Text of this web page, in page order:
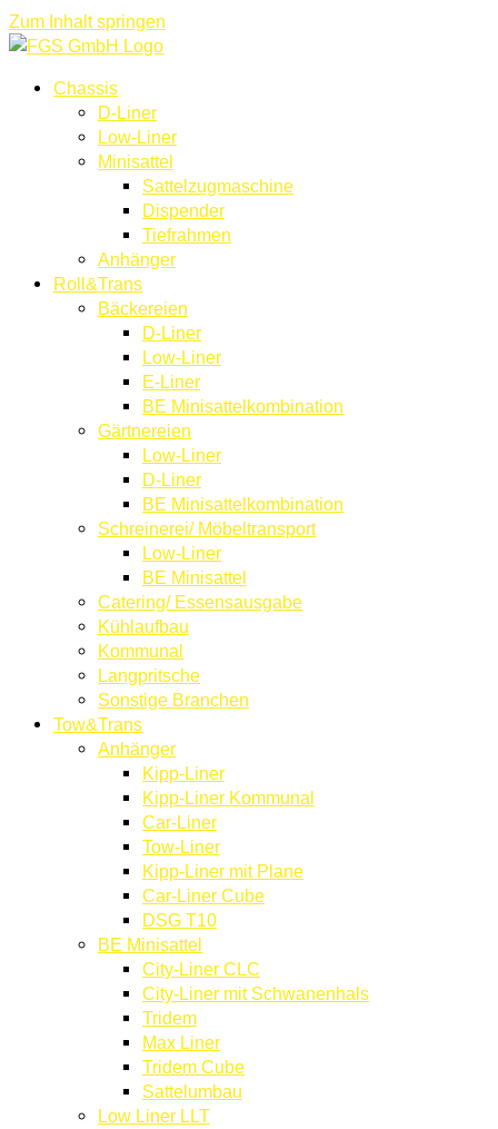
Zum Inhalt springen
Chassis
D-Liner
Low-Liner
Minisattel
Sattelzugmaschine
Dispender
Tiefrahmen
Anhänger
Roll&Trans
Bäckereien
D-Liner
Low-Liner
E-Liner
BE Minisattelkombination
Gärtnereien
Low-Liner
D-Liner
BE Minisattelkombination
Schreinerei/ Möbeltransport
Low-Liner
BE Minisattel
Catering/ Essensausgabe
Kühlaufbau
Kommunal
Langpritsche
Sonstige Branchen
Tow&Trans
Anhänger
Kipp-Liner
Kipp-Liner Kommunal
Car-Liner
Tow-Liner
Kipp-Liner mit Plane
Car-Liner Cube
DSG T10
BE Minisattel
City-Liner CLC
City-Liner mit Schwanenhals
Tridem
Max Liner
Tridem Cube
Sattelumbau
Low Liner LLT